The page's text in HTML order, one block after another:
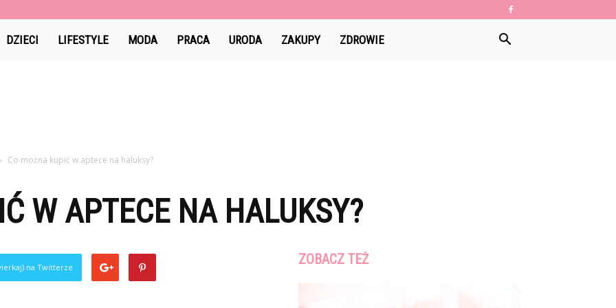
DZIECI LIFESTYLE MODA PRACA URODA ZAKUPY ZDROWIE
Co można kupić w aptece na haluksy?
W APTECE NA HALUKSY?
na Twitterze ZOBACZ TEŻ